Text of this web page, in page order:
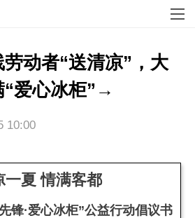
动者“送清凉”，大
“爱心冰柜”→
10:00
一夏 情满客都
·爱心冰柜”公益行动倡议书